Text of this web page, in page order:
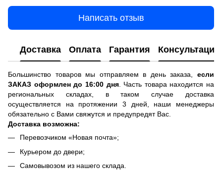
Написать отзыв
Доставка Оплата Гарантия Консультация
Большинство товаров мы отправляем в день заказа, если
ЗАКАЗ оформлен до 16:00 дня. Часть товара находится на
региональных складах, в таком случае доставка
осуществляется на протяжении 3 дней, наши менеджеры
обязательно с Вами свяжутся и предупредят Вас.
Доставка возможна:
Перевозчиком «Новая почта»;
Курьером до двери;
Самовывозом из нашего склада.